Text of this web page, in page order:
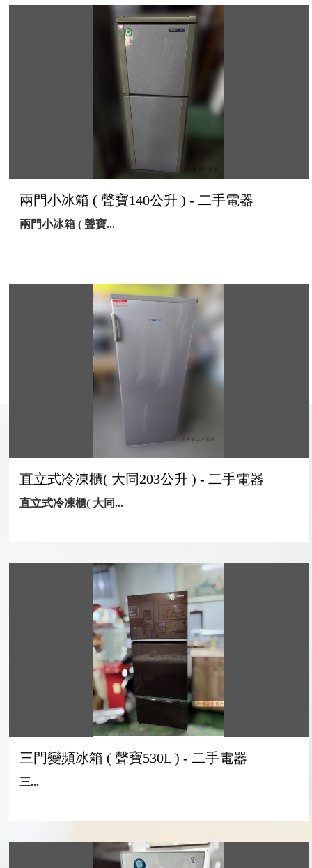
兩門小冰箱 ( 聲寶140公升 ) - 二手電器
兩門小冰箱 ( 聲寶...
直立式冷凍櫃( 大同203公升 ) - 二手電器
直立式冷凍櫃( 大同...
三門變頻冰箱 ( 聲寶530L ) - 二手電器
三...